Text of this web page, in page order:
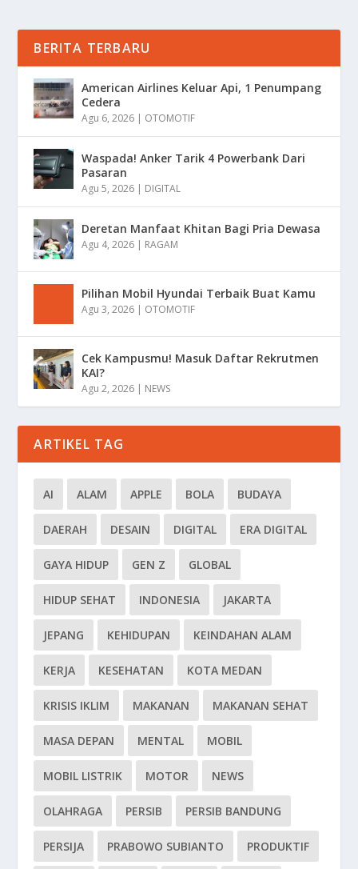
BERITA TERBARU
American Airlines Keluar Api, 1 Penumpang
Cedera
Agu 6, 2026 | OTOMOTIF
Waspada! Anker Tarik 4 Powerbank Dari
Pasaran
Agu 5, 2026 | DIGITAL
Deretan Manfaat Khitan Bagi Pria Dewasa
Agu 4, 2026 | RAGAM
Pilihan Mobil Hyundai Terbaik Buat Kamu
Agu 3, 2026 | OTOMOTIF
Cek Kampusmu! Masuk Daftar Rekrutmen
KAI?
Agu 2, 2026 | NEWS
ARTIKEL TAG
AI ALAM APPLE BOLA BUDAYA
DAERAH DESAIN DIGITAL ERA DIGITAL
GAYA HIDUP GEN Z GLOBAL
HIDUP SEHAT INDONESIA JAKARTA
JEPANG KEHIDUPAN KEINDAHAN ALAM
KERJA KESEHATAN KOTA MEDAN
KRISIS IKLIM MAKANAN MAKANAN SEHAT
MASA DEPAN MENTAL MOBIL
MOBIL LISTRIK MOTOR NEWS
OLAHRAGA PERSIB PERSIB BANDUNG
PERSIJA PRABOWO SUBIANTO PRODUKTIF